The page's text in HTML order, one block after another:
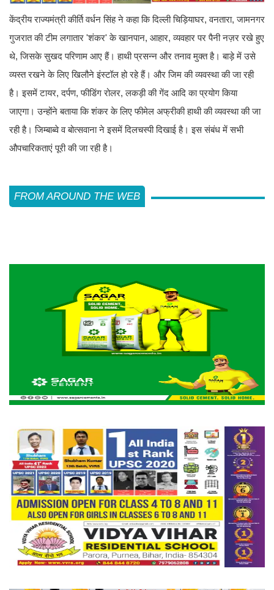
केंद्रीय राज्यमंत्री कीर्ति वर्धन सिंह ने कहा कि दिल्ली चिड़ियाघर, वनतारा, जामनगर
गुजरात की टीम लगातार 'शंकर' के खानपान, आहार, व्यवहार पर पैनी नज़र रखे हुए
थे, जिसके सुखद परिणाम आए हैं। हाथी प्रसन्न और तनाव मुक्त है। बाड़े में उसे
व्यस्त रखने के लिए खिलौने इंस्टॉल हो रहे हैं। और जिम की व्यवस्था की जा रही
है। इसमें टायर, दर्पण, फीडिंग रोलर, लकड़ी की गेंद आदि का प्रयोग किया
जाएगा। उन्होंने बताया कि शंकर के लिए फीमेल अफ्रीकी हाथी की व्यवस्था की जा
रही है। जिम्बाब्वे व बोत्सवाना ने इसमें दिलचस्पी दिखाई है। इस संबंध में सभी
औपचारिकताएं पूरी की जा रही है।
FROM AROUND THE WEB